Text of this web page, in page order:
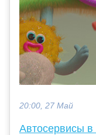
20:00, 27 Май
Автосервисы в